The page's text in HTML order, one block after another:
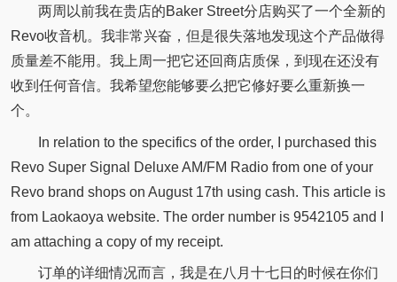
两周以前我在贵店的Baker Street分店购买了一个全新的
Revo收音机。我非常兴奋，但是很失落地发现这个产品做得
质量差不能用。我上周一把它还回商店质保，到现在还没有
收到任何音信。我希望您能够要么把它修好要么重新换一
个。
In relation to the specifics of the order, I purchased this
Revo Super Signal Deluxe AM/FM Radio from one of your
Revo brand shops on August 17th using cash. This article is
from Laokaoya website. The order number is 9542105 and I
am attaching a copy of my receipt.
订单的详细情况而言，我是在八月十七日的时候在你们